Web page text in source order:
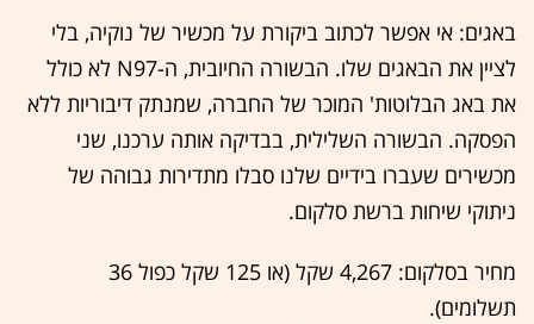
באגים: אי אפשר לכתוב ביקורת על מכשיר של נוקיה, בלי
לציין את הבאגים שלו. הבשורה החיובית, ה-N97 לא כולל
את באג הבלוטות' המוכר של החברה, שמנתק דיבוריות ללא
הפסקה. הבשורה השלילית, בבדיקה אותה ערכנו, שני
מכשירים שעברו בידיים שלנו סבלו מתדירות גבוהה של
ניתוקי שיחות ברשת סלקום.
מחיר בסלקום: 4,267 שקל (או 125 שקל כפול 36
תשלומים).